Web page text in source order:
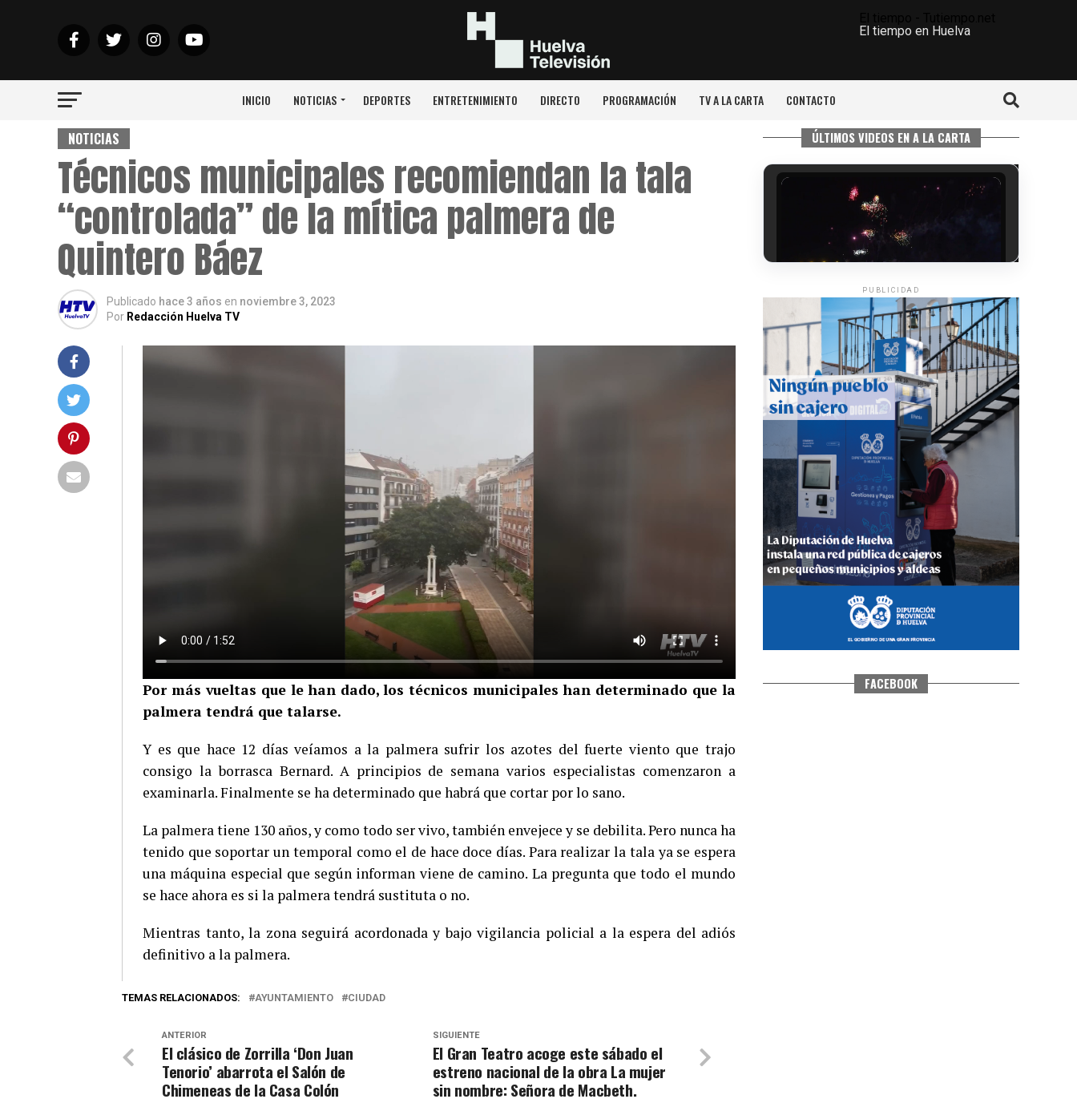
El tiempo en Huelva
INICIO NOTICIAS DEPORTES ENTRETENIMIENTO DIRECTO PROGRAMACIÓN TV A LA CARTA CONTACTO
NOTICIAS
Técnicos municipales recomiendan la tala
“controlada” de la mítica palmera de
Quintero Báez
Publicado hace 3 años en noviembre 3, 2023
Por Redacción Huelva TV
Por más vueltas que le han dado, los técnicos municipales han determinado que la
palmera tendrá que talarse.
Y es que hace 12 días veíamos a la palmera sufrir los azotes del fuerte viento que trajo
consigo la borrasca Bernard. A principios de semana varios especialistas comenzaron a
examinarla. Finalmente se ha determinado que habrá que cortar por lo sano.
La palmera tiene 130 años, y como todo ser vivo, también envejece y se debilita. Pero nunca ha
tenido que soportar un temporal como el de hace doce días. Para realizar la tala ya se espera
una máquina especial que según informan viene de camino. La pregunta que todo el mundo
se hace ahora es si la palmera tendrá sustituta o no.
Mientras tanto, la zona seguirá acordonada y bajo vigilancia policial a la espera del adiós
definitivo a la palmera.
TEMAS RELACIONADOS: AYUNTAMIENTO CIUDAD
SIGUIENTE
El Gran Teatro acoge este sábado el
estreno nacional de la obra La mujer
sin nombre: Señora de Macbeth.
ANTERIOR
El clásico de Zorrilla ‘Don Juan
Tenorio’ abarrota el Salón de
Chimeneas de la Casa Colón
ÚLTIMOS VIDEOS EN A LA CARTA
6º DÍA DE LAS FIESTAS COLOMBINAS
2026
·Huelvatv
QUINTA CORRIDA DE LAS FIESTAS
COLOMBINAS 2026
hace 5 días· Huelvatv
PUBLICIDAD
FACEBOOK